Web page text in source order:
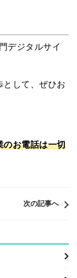
デジタルサイ
して、ぜひお
のお電話は一切
次の記事へ